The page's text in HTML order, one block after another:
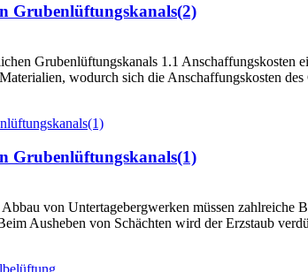
Grubenlüftungskanals(2)
Grubenlüftungskanals 1.1 Anschaffungskosten
wodurch sich die Anschaffungskosten
Grubenlüftungskanals(1)
von Untertagebergwerken müssen zahlreiche
Ausheben von Schächten wird der Erzstaub